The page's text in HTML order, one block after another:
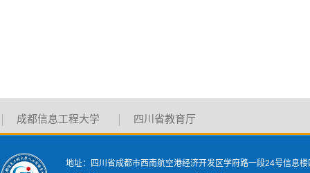
成都信息工程大学 四川省教育厅
地址：四川省成都市西南航空港经济开发区学府路一段24号信息楼